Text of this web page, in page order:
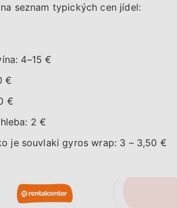
seznam typických cen jídel:
4–15 €
€
€
2 €
je souvlaki gyros wrap: 3 – 3,50 €